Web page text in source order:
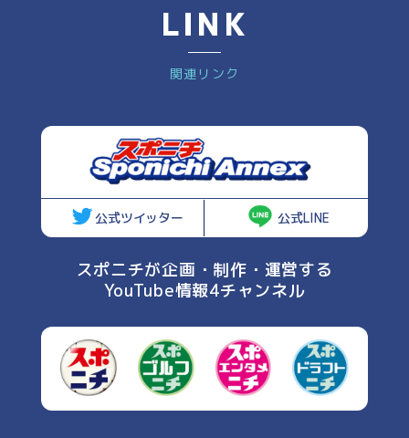
LINK
関連リンク
公式ツイッター 公式LINE
スポニチが企画・制作・運営する
YouTube情報4チャンネル